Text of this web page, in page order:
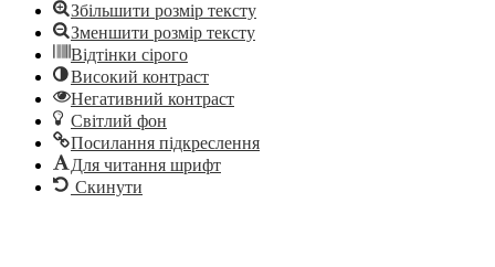
Збільшити розмір тексту
Зменшити розмір тексту
Відтінки сірого
Високий контраст
Негативний контраст
Світлий фон
Посилання підкреслення
Для читання шрифт
Скинути